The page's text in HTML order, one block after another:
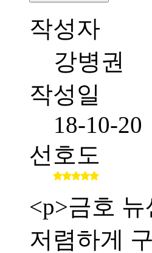
작성자
강병권
작성일
18-10-20
선호도
<p>금호
저렴하게